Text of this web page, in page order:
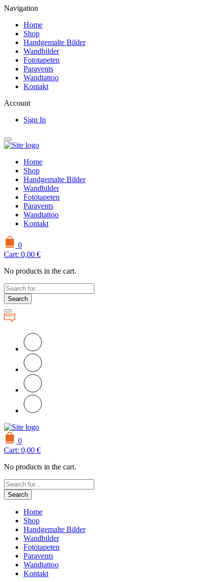
Navigation
Home
Shop
Handgemalte Bilder
Wandbilder
Fototapeten
Paravents
Wandtattoo
Kontakt
Account
Sign In
Home
Shop
Handgemalte Bilder
Wandbilder
Fototapeten
Paravents
Wandtattoo
Kontakt
0
Cart: 0,00 €
No products in the cart.
Search
0
Cart: 0,00 €
No products in the cart.
Search
Home
Shop
Handgemalte Bilder
Wandbilder
Fototapeten
Paravents
Wandtattoo
Kontakt